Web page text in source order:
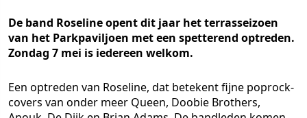
De band Roseline opent dit jaar het terrasseizoen
van het Parkpaviljoen met een spetterend optreden.
Zondag 7 mei is iedereen welkom.
Een optreden van Roseline, dat betekent fijne poprock-
covers van onder meer Queen, Doobie Brothers,